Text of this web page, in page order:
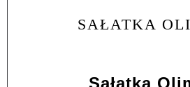
SAŁATKA